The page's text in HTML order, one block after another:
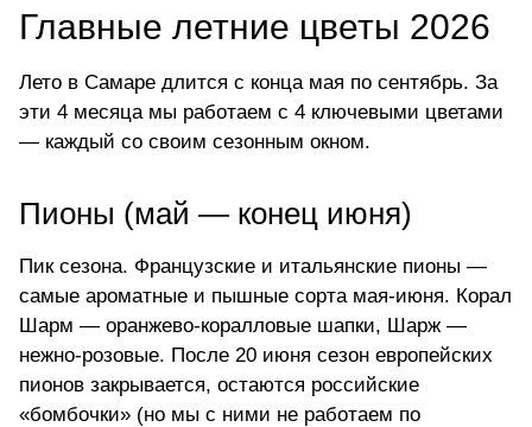
Главные летние цветы 2026
Лето в Самаре длится с конца мая по сентябрь. За
эти 4 месяца мы работаем с 4 ключевыми цветами
— каждый со своим сезонным окном.
Пионы (май — конец июня)
Пик сезона. Французские и итальянские пионы —
самые ароматные и пышные сорта мая-июня. Корал
Шарм — оранжево-коралловые шапки, Шарж —
нежно-розовые. После 20 июня сезон европейских
пионов закрывается, остаются российские
«бомбочки» (но мы с ними не работаем по